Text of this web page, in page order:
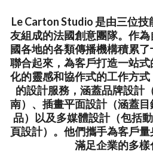
Le Carton Studio 是由三位
友組成的法國創意團隊。作
國各地的各類傳播機構積累
聯合起來，為客戶打造一站
化的靈感和協作式的工作方
的設計服務，涵蓋品牌設計
南）、插畫平面設計（涵蓋
品）以及多媒體設計（包括
頁設計）。他們攜手為客戶量
滿足企業的多樣